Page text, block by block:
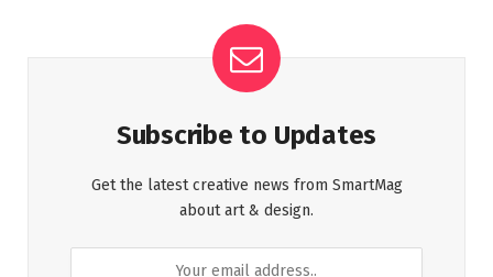
Subscribe to Updates
Get the latest creative news from SmartMag
about art & design.